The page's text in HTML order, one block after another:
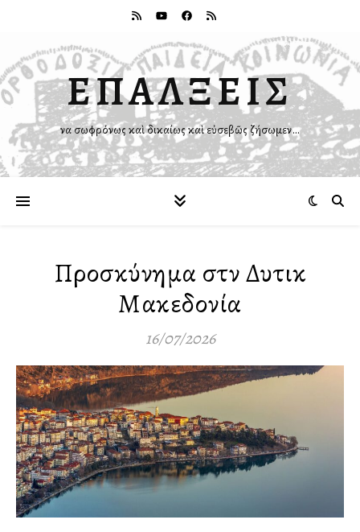
ΕΠΑΛΞΕΙΣ
Ἵνα σωφρόνως καὶ δικαίως καὶ εὐσεβῶς ζήσωμεν…
Προσκύνημα στὴν Δυτικὴ
Μακεδονία
16/07/2026